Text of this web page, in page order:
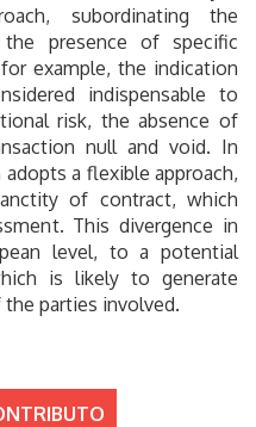
subordinating the
presence of specific
example, the indication
indispensable to
risk, the absence of
null and void. In
a flexible approach,
of contract, which
This divergence in
level, to a potential
is likely to generate
parties involved.